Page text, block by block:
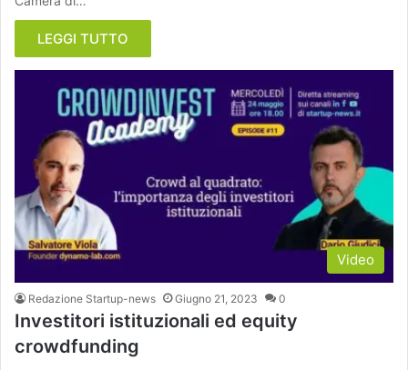
LEGGI TUTTO
Video
Redazione Startup-news Giugno 21, 2023 0
Investitori istituzionali ed equity
crowdfunding